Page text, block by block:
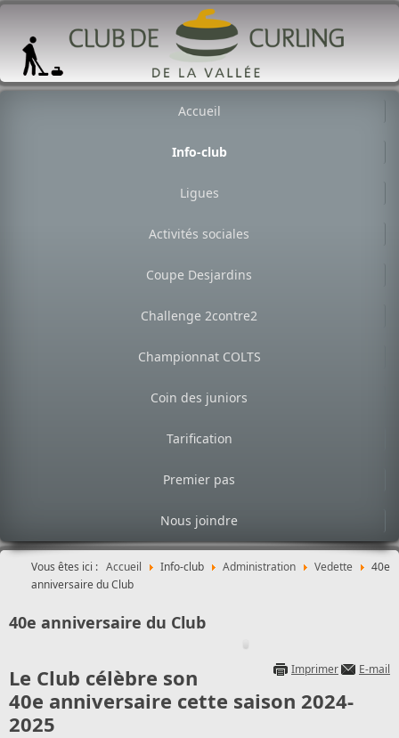
Accueil
Info-club
Ligues
Activités sociales
Coupe Desjardins
Challenge 2contre2
Championnat COLTS
Coin des juniors
Tarification
Premier pas
Nous joindre
Vous êtes ici : Accueil Info-club Administration Vedette
40e
anniversaire du Club
40e anniversaire du Club
Imprimer E-mail
Le Club célèbre son
40e anniversaire cette saison 2024-
2025